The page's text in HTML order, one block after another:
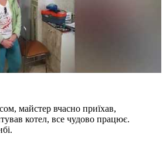
майстер вчасно приїхав,
котел, все чудово працює.